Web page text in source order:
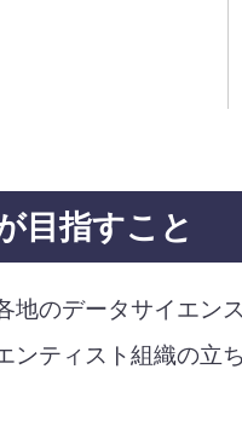
目指すこと
地のデータサイエン
ンティスト組織の立